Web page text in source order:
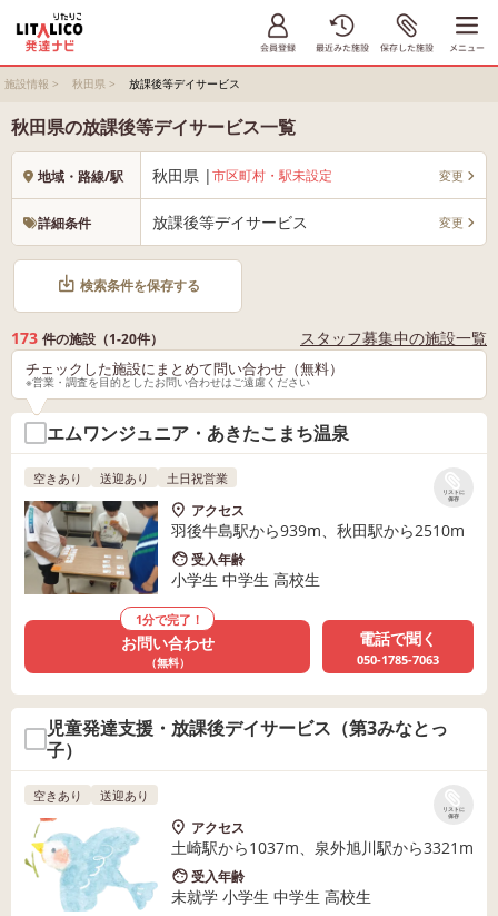
施設情報 > 秋田県 > 放課後等デイサービス
秋田県の放課後等デイサービス一覧
地域・路線/駅 秋田県 |市区町村・駅未設定 変更
詳細条件 放課後等デイサービス 変更
検索条件を保存する
173 件の施設（1-20件） スタッフ募集中の施設一覧
チェックした施設にまとめて問い合わせ（無料）
※営業・調査を目的としたお問い合わせはご遠慮ください
エムワンジュニア・あきたこまち温泉
リストに
保存
空きあり 送迎あり 土日祝営業
アクセス
羽後牛島駅から939m、秋田駅から2510m
受入年齢
小学生 中学生 高校生
1分で完了！
お問い合わせ
（無料）
電話で聞く
050-1785-7063
児童発達支援・放課後デイサービス（第3みなとっ
子）
リストに
保存
空きあり 送迎あり
アクセス
土崎駅から1037m、泉外旭川駅から3321m
受入年齢
未就学 小学生 中学生 高校生